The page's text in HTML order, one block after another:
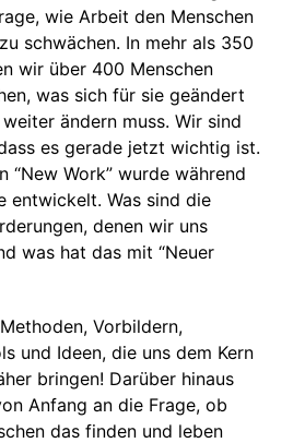
wie Arbeit den Menschen
schwächen. In mehr als 350
wir über 400 Menschen
was sich für sie geändert
ändern muss. Wir sind
es gerade jetzt wichtig ist.
“New Work” wurde während
entwickelt. Was sind die
denen wir uns
was hat das mit “Neuer
Vorbildern,
und Ideen, die uns dem Kern
bringen! Darüber hinaus
Anfang an die Frage, ob
das finden und leben